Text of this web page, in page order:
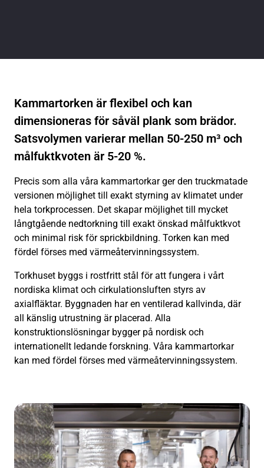
Kammartorken är flexibel och kan
dimensioneras för såväl plank som brädor.
Satsvolymen varierar mellan 50-250 m³ och
målfuktkvoten är 5-20 %.
Precis som alla våra kammartorkar ger den truckmatade
versionen möjlighet till exakt styrning av klimatet under
hela torkprocessen. Det skapar möjlighet till mycket
långtgående nedtorkning till exakt önskad målfuktkvot
och minimal risk för sprickbildning. Torken kan med
fördel förses med värmeåtervinningssystem.
Torkhuset byggs i rostfritt stål för att fungera i vårt
nordiska klimat och cirkulationsluften styrs av
axialfläktar. Byggnaden har en ventilerad kallvinda, där
all känslig utrustning är placerad. Alla
konstruktionslösningar bygger på nordisk och
internationellt ledande forskning. Våra kammartorkar
kan med fördel förses med värmeåtervinningssystem.